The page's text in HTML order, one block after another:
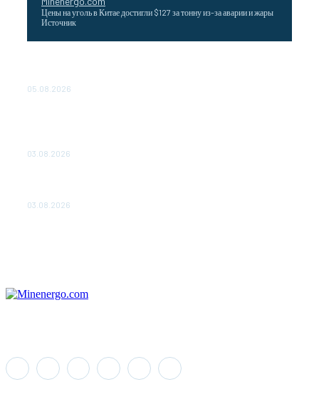
Цены на уголь в Китае достигли $127 за тонну из-за аварии и жары
Источник
05.08.2026
03.08.2026
03.08.2026